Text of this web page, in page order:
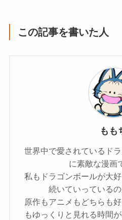
この記事を書いた人
もも
世界中で愛されているド
に素敵な漫画
私もドラゴンボールが大
続いていっているの
原作もアニメもどちらも
もゆっくりと見れる時間